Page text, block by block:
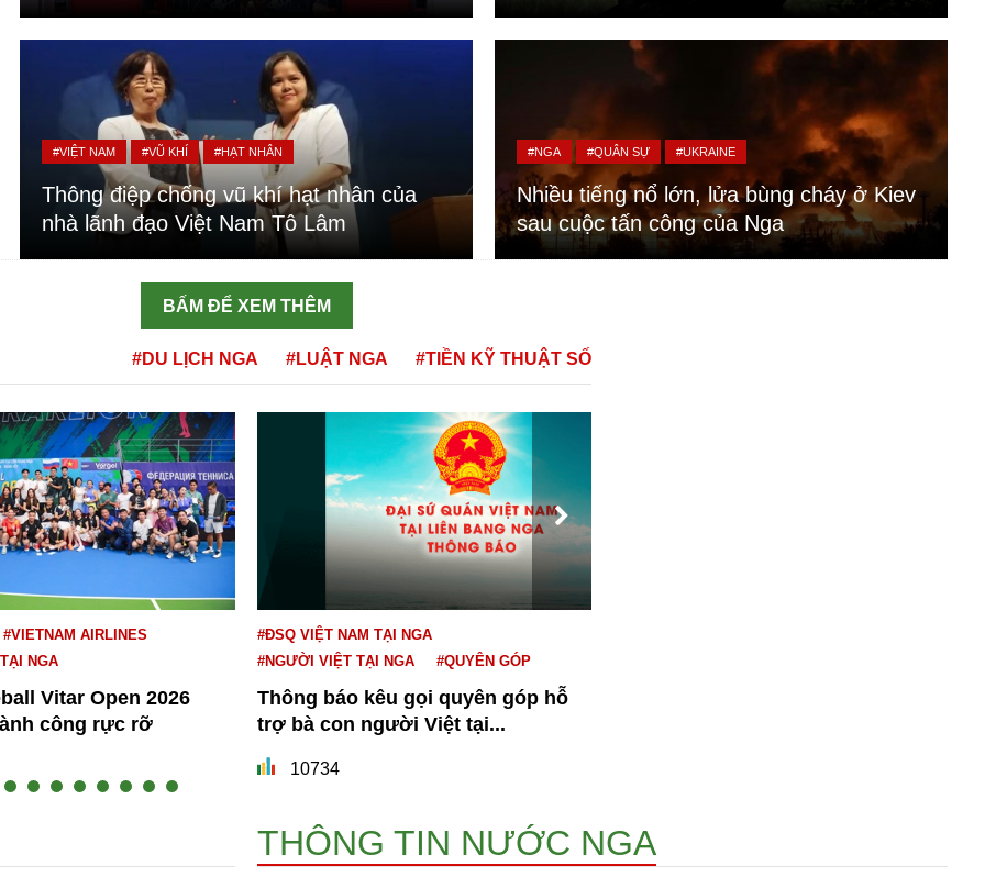
#VIỆT NAM #VŨ KHÍ #HẠT NHÂN
Thông điệp chống vũ khí hạt nhân của
nhà lãnh đạo Việt Nam Tô Lâm
#NGA #QUÂN SỰ #UKRAINE
Nhiều tiếng nổ lớn, lửa bùng cháy ở Kiev
sau cuộc tấn công của Nga
BẤM ĐỂ XEM THÊM
#DU LỊCH NGA #LUẬT NGA #TIỀN KỸ THUẬT SỐ
#VIETNAM AIRLINES
NGA
Vitar Open 2026
công rực rỡ
#ĐSQ VIỆT NAM TẠI NGA
#NGƯỜI VIỆT TẠI NGA
#QUYÊN GÓP
Thông báo kêu gọi quyên góp hỗ
trợ bà con người Việt tại...
10734
THÔNG TIN NƯỚC NGA